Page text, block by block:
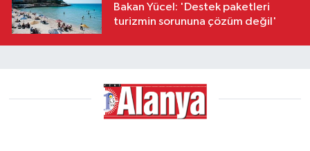
Bakan Yücel: 'Destek paketleri
turizmin sorununa çözüm değil'